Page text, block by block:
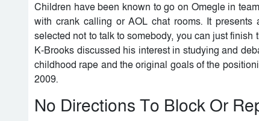
Children have been known to go on Omegle in
with crank calling or AOL chat rooms. It
selected not to talk to somebody, you can just
K-Brooks discussed his interest in studying and
childhood rape and the original goals of the
2009.
No Directions To Block Or